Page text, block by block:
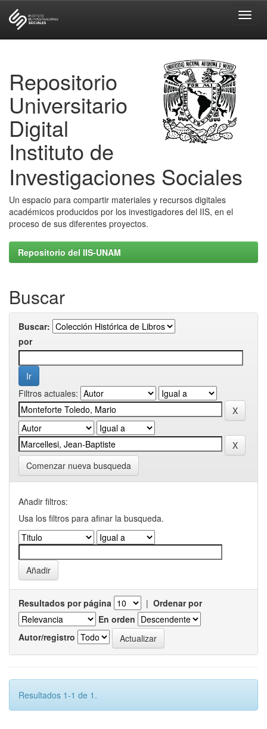
Repositorio
Universitario
Digital
Instituto de
Investigaciones Sociales
Un espacio para compartir materiales y recursos digitales
académicos producidos por los investigadores del IIS, en el
proceso de sus diferentes proyectos.
Repositorio del IIS-UNAM
Buscar
Buscar:
por
Filtros actuales:
Comenzar nueva busqueda
Añadir filtros:
Usa los filtros para afinar la busqueda.
Resultados por página | Ordenar por
En orden
Autor/registro
Resultados 1-1 de 1.